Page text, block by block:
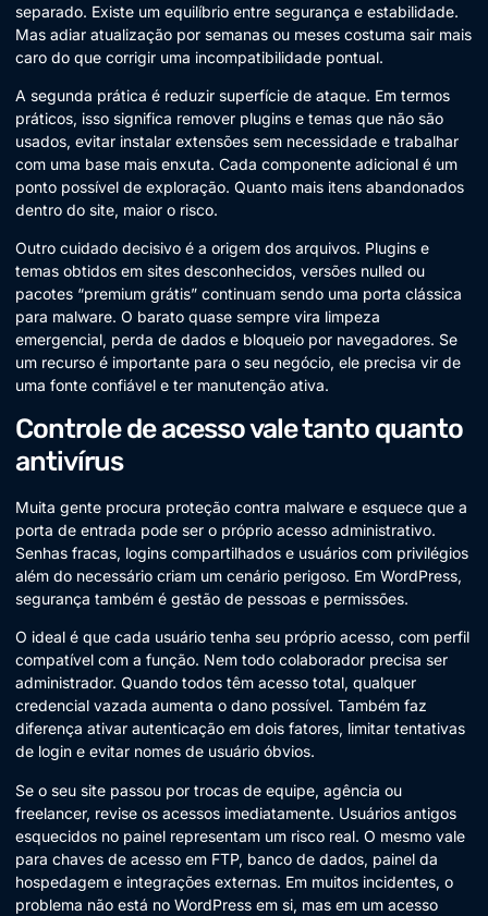
separado. Existe um equilíbrio entre segurança e estabilidade.
Mas adiar atualização por semanas ou meses costuma sair mais
caro do que corrigir uma incompatibilidade pontual.
A segunda prática é reduzir superfície de ataque. Em termos
práticos, isso significa remover plugins e temas que não são
usados, evitar instalar extensões sem necessidade e trabalhar
com uma base mais enxuta. Cada componente adicional é um
ponto possível de exploração. Quanto mais itens abandonados
dentro do site, maior o risco.
Outro cuidado decisivo é a origem dos arquivos. Plugins e
temas obtidos em sites desconhecidos, versões nulled ou
pacotes “premium grátis” continuam sendo uma porta clássica
para malware. O barato quase sempre vira limpeza
emergencial, perda de dados e bloqueio por navegadores. Se
um recurso é importante para o seu negócio, ele precisa vir de
uma fonte confiável e ter manutenção ativa.
Controle de acesso vale tanto quanto
antivírus
Muita gente procura proteção contra malware e esquece que a
porta de entrada pode ser o próprio acesso administrativo.
Senhas fracas, logins compartilhados e usuários com privilégios
além do necessário criam um cenário perigoso. Em WordPress,
segurança também é gestão de pessoas e permissões.
O ideal é que cada usuário tenha seu próprio acesso, com perfil
compatível com a função. Nem todo colaborador precisa ser
administrador. Quando todos têm acesso total, qualquer
credencial vazada aumenta o dano possível. Também faz
diferença ativar autenticação em dois fatores, limitar tentativas
de login e evitar nomes de usuário óbvios.
Se o seu site passou por trocas de equipe, agência ou
freelancer, revise os acessos imediatamente. Usuários antigos
esquecidos no painel representam um risco real. O mesmo vale
para chaves de acesso em FTP, banco de dados, painel da
hospedagem e integrações externas. Em muitos incidentes, o
problema não está no WordPress em si, mas em um acesso